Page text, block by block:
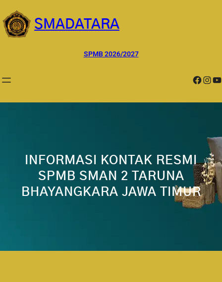
ke
konten
SMADATARA
SPMB 2026/2027
Facebook InstagramYouTube
INFORMASI KONTAK RESMI
SPMB SMAN 2 TARUNA
BHAYANGKARA JAWA TIMUR